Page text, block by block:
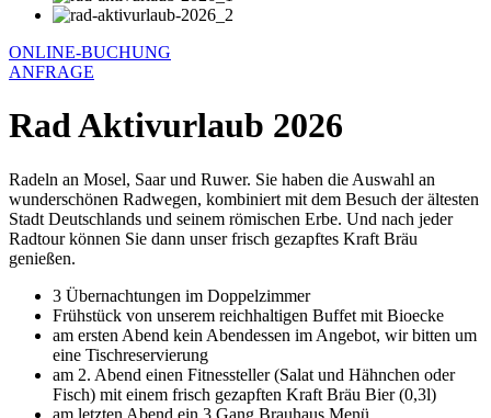
ONLINE-BUCHUNG
ANFRAGE
Rad Aktivurlaub 2026
Radeln an Mosel, Saar und Ruwer. Sie haben die Auswahl an
wunderschönen Radwegen, kombiniert mit dem Besuch der ältesten
Stadt Deutschlands und seinem römischen Erbe. Und nach jeder
Radtour können Sie dann unser frisch gezapftes Kraft Bräu
genießen.
3 Übernachtungen im Doppelzimmer
Frühstück von unserem reichhaltigen Buffet mit Bioecke
am ersten Abend kein Abendessen im Angebot, wir bitten um
eine Tischreservierung
am 2. Abend einen Fitnessteller (Salat und Hähnchen oder
Fisch) mit einem frisch gezapften Kraft Bräu Bier (0,3l)
am letzten Abend ein 3 Gang Brauhaus Menü